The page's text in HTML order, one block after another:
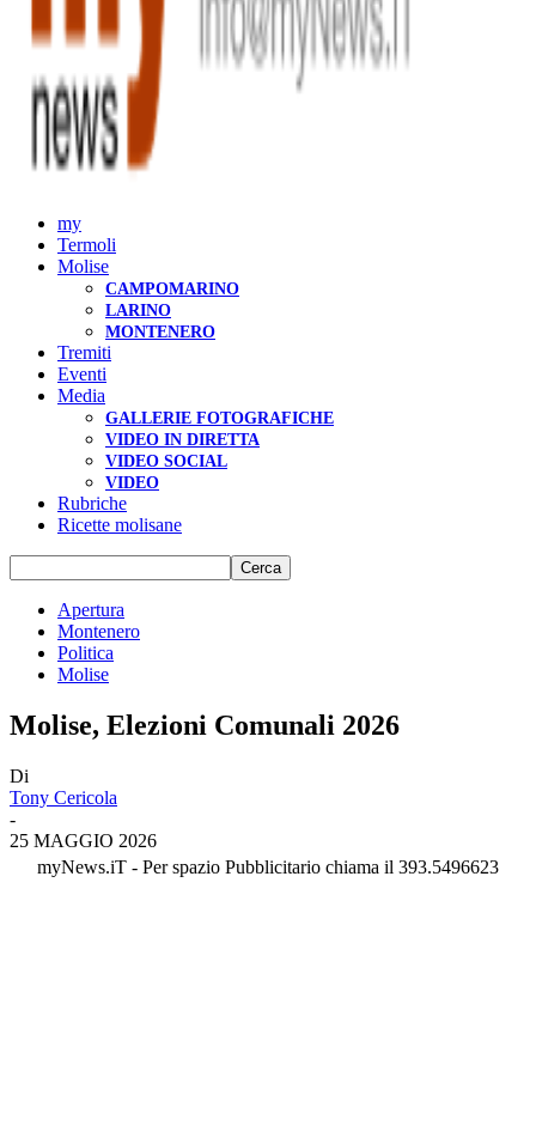
my
Termoli
Molise
CAMPOMARINO
LARINO
MONTENERO
Tremiti
Eventi
Media
GALLERIE FOTOGRAFICHE
VIDEO IN DIRETTA
VIDEO SOCIAL
VIDEO
Rubriche
Ricette molisane
Apertura
Montenero
Politica
Molise
Molise, Elezioni Comunali 2026
Di
Tony Cericola
-
25 MAGGIO 2026
myNews.iT - Per spazio Pubblicitario chiama il 393.5496623